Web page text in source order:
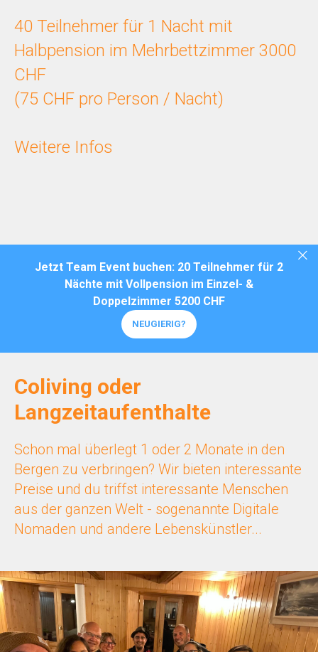
40 Teilnehmer für 1 Nacht mit
Halbpension im Mehrbettzimmer 3000
CHF
(75 CHF pro Person / Nacht)
Weitere Infos
Jetzt Team Event buchen: 20 Teilnehmer für 2
Nächte mit Vollpension im Einzel- &
Doppelzimmer 5200 CHF
NEUGIERIG?
Coliving oder
Langzeitaufenthalte
Schon mal überlegt 1 oder 2 Monate in den
Bergen zu verbringen? Wir bieten interessante
Preise und du triffst interessante Menschen
aus der ganzen Welt - sogenannte Digitale
Nomaden und andere Lebenskünstler...